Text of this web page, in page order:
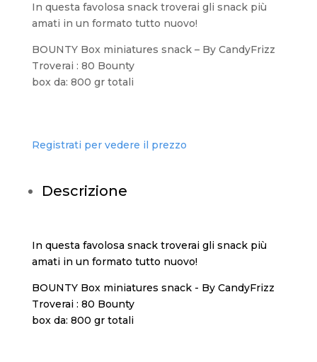
In questa favolosa snack troverai gli snack più
amati in un formato tutto nuovo!
BOUNTY Box miniatures snack – By CandyFrizz
Troverai : 80 Bounty
box da: 800 gr totali
Registrati per vedere il prezzo
Descrizione
In questa favolosa snack troverai gli snack più
amati in un formato tutto nuovo!
BOUNTY Box miniatures snack - By CandyFrizz
Troverai : 80 Bounty
box da: 800 gr totali